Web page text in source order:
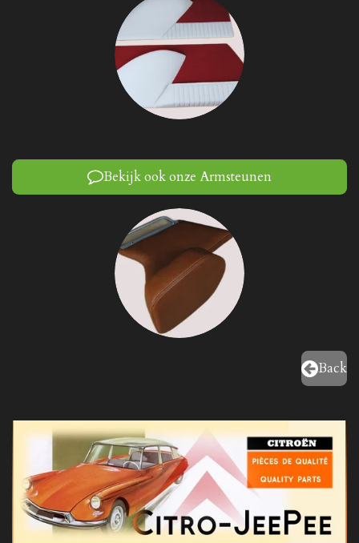
Bekijk ook onze Armsteunen
Back